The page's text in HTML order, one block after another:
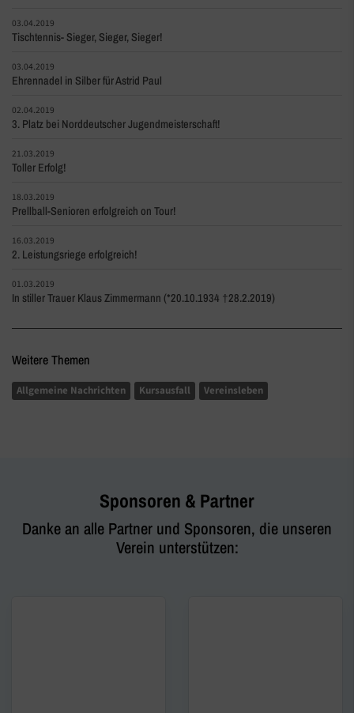
03.04.2019
Tischtennis- Sieger, Sieger, Sieger!
03.04.2019
Ehrennadel in Silber für Astrid Paul
02.04.2019
3. Platz bei Norddeutscher Jugendmeisterschaft!
21.03.2019
Toller Erfolg!
18.03.2019
Prellball-Senioren erfolgreich on Tour!
16.03.2019
2. Leistungsriege erfolgreich!
01.03.2019
In stiller Trauer Klaus Zimmermann (*20.10.1934 †28.2.2019)
Weitere Themen
Allgemeine Nachrichten Kursausfall Vereinsleben
Sponsoren & Partner
Danke an alle Partner und Sponsoren, die unseren
Verein unterstützen: